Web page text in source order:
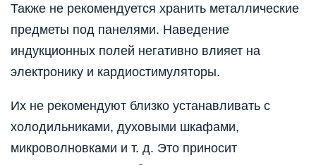
Также не рекомендуется хранить металлические
предметы под панелями. Наведение
индукционных полей негативно влияет на
электронику и кардиостимуляторы.
Их не рекомендуют близко устанавливать с
холодильниками, духовыми шкафами,
микроволновками и т. д. Это приносит